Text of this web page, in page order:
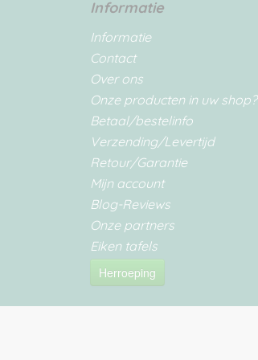
Informatie
Informatie
Contact
Over ons
Onze producten in uw shop?
Betaal/bestelinfo
Verzending/Levertijd
Retour/Garantie
Mijn account
Blog-Reviews
Onze partners
Eiken tafels
Herroeping